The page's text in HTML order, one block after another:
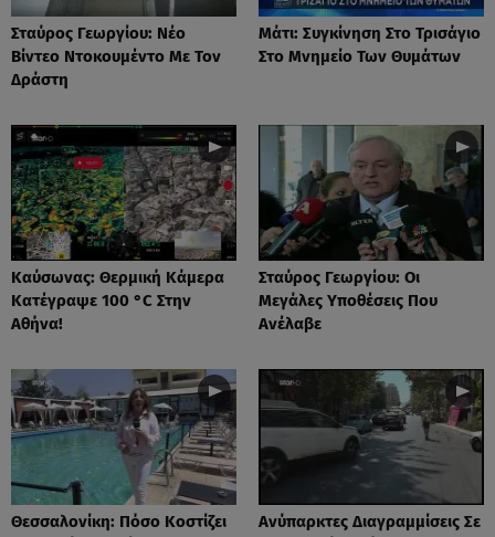
Σταύρος Γεωργίου: Νέο
Βίντεο Ντοκουμέντο Με Τον
Δράστη
Μάτι: Συγκίνηση Στο Τρισάγιο
Στο Μνημείο Των Θυμάτων
Καύσωνας: Θερμική Κάμερα
Κατέγραψε 100 °C Στην
Αθήνα!
Σταύρος Γεωργίου: Οι
Μεγάλες Υποθέσεις Που
Ανέλαβε
Θεσσαλονίκη: Πόσο Κοστίζει
Ανύπαρκτες Διαγραμμίσεις Σε